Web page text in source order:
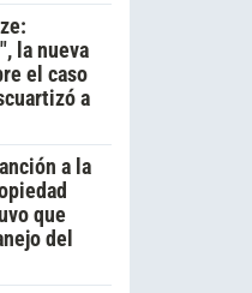
la nueva
el caso
a
a la
que
del